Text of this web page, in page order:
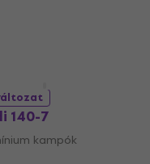
140-7
kampók